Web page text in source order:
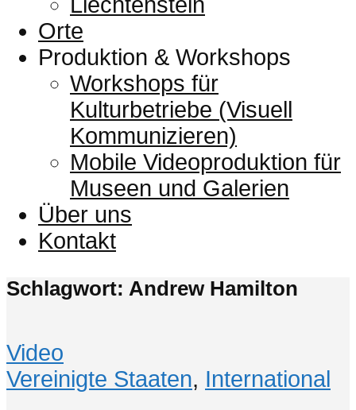
Orte
Produktion & Workshops
Workshops für
Kulturbetriebe (Visuell
Kommunizieren)
Mobile Videoproduktion für
Museen und Galerien
Über uns
Kontakt
Schlagwort: Andrew Hamilton
Video
Vereinigte Staaten, International